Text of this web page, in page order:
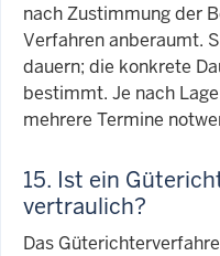
nach Zustimmung der
Verfahren anberaumt.
dauern; die konkrete
bestimmt. Je nach
mehrere Termine
15. Ist ein
vertraulich?
Das